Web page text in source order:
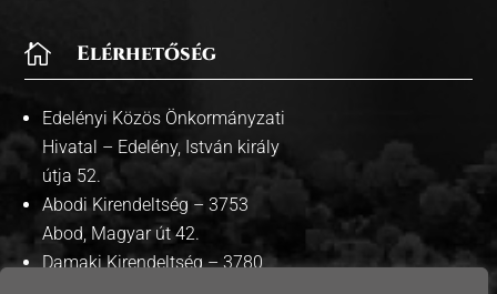
 Elérhetőség
Edelényi Közös Önkormányzati
Hivatal – Edelény, István király
útja 52.
Abodi Kirendeltség – 3753
Abod, Magyar út 42.
Damaki Kirendeltség – 3780